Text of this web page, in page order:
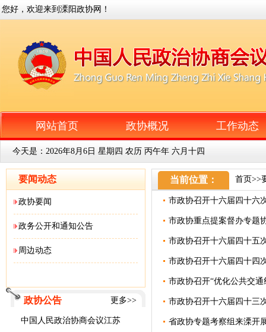
您好，欢迎来到溧阳政协网！
网站首页 政协概况 工作动态
今天是： 2026年8月6日 星期四 农历 丙午年 六月十四
要闻动态
政协要闻
政务公开和通知公告
周边动态
政协公告 更多>>
中国人民政治协商会议江苏
当前位置： 首页>>
市政协召开十六届四十六
市政协重点提案督办专题
市政协召开十六届四十五
市政协召开十六届四十四
市政协召开“优化公共交
市政协召开十六届四十三
省政协专题考察组来溧开